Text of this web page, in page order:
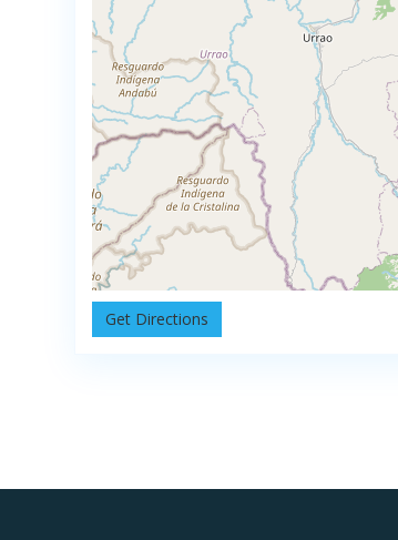
Get Directions